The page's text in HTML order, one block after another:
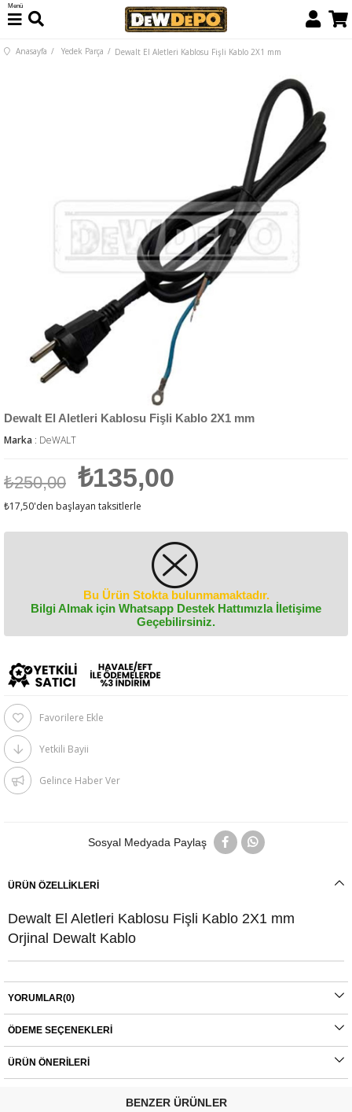
Menü
Anasayfa Yedek Parça Dewalt El Aletleri Kablosu Fişli Kablo 2X1 mm
Dewalt El Aletleri Kablosu Fişli Kablo 2X1 mm
Marka : DeWALT
₺250,00 ₺135,00
₺17,50'den başlayan taksitlerle
Bu Ürün Stokta bulunmamaktadır.
Bilgi Almak için Whatsapp Destek Hattımızla İletişime
Geçebilirsiniz.
Favorilere Ekle
Yetkili Bayii
Gelince Haber Ver
Sosyal Medyada Paylaş
ÜRÜN ÖZELLIKLERI
Dewalt El Aletleri Kablosu Fişli Kablo 2X1 mm
Orjinal Dewalt Kablo
YORUMLAR(0)
ÖDEME SEÇENEKLERI
ÜRÜN ÖNERILERI
BENZER ÜRÜNLER